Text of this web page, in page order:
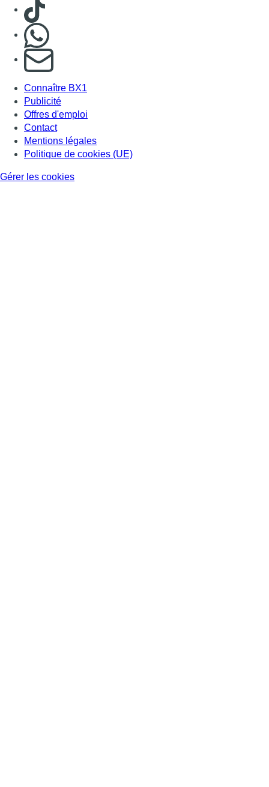
Consulter TikTok
S'abonner à notre newsletter
Connaître BX1
Publicité
Offres d'emploi
Contact
Mentions légales
Politique de cookies (UE)
Gérer les cookies